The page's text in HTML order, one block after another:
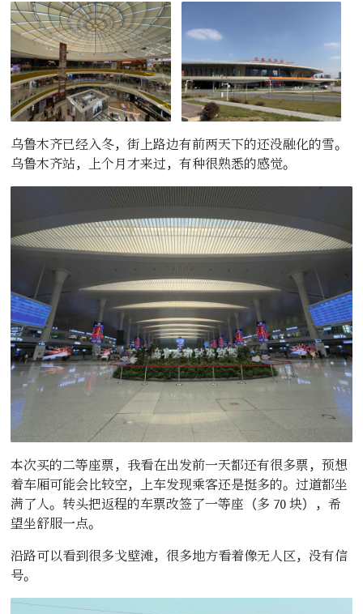
乌鲁木齐已经入冬，街上路边有前两天下的还没融化的雪。
乌鲁木齐站，上个月才来过，有种很熟悉的感觉。
本次买的二等座票，我看在出发前一天都还有很多票，预想
着车厢可能会比较空，上车发现乘客还是挺多的。过道都坐
满了人。转头把返程的车票改签了一等座（多 70 块），希
望坐舒服一点。
沿路可以看到很多戈壁滩，很多地方看着像无人区，没有信
号。